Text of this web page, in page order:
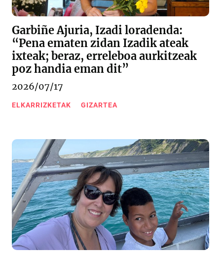
Garbiñe Ajuria, Izadi loradenda:
“Pena ematen zidan Izadik ateak
ixteak; beraz, erreleboa aurkitzeak
poz handia eman dit”
2026/07/17
ELKARRIZKETAK GIZARTEA